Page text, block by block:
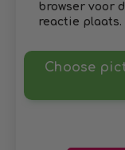
Choose
browser voor
reactie plaats.